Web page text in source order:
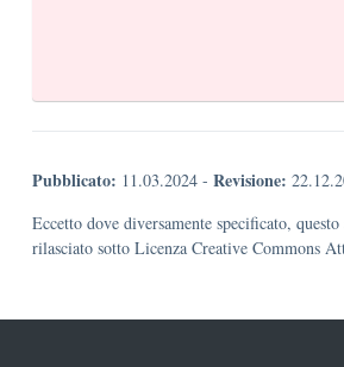
Pubblicato: 11.03.2024 - Revisione:
Eccetto dove diversamente specificato,
rilasciato sotto Licenza Creative Commons